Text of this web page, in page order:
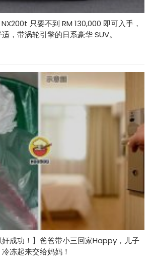
只要不到 RM 130,000 即可入手，
，带涡轮引擎的日系豪华 SUV。
奸成功！】爸爸带小三回家Happy，儿子
冻起来交给妈妈！